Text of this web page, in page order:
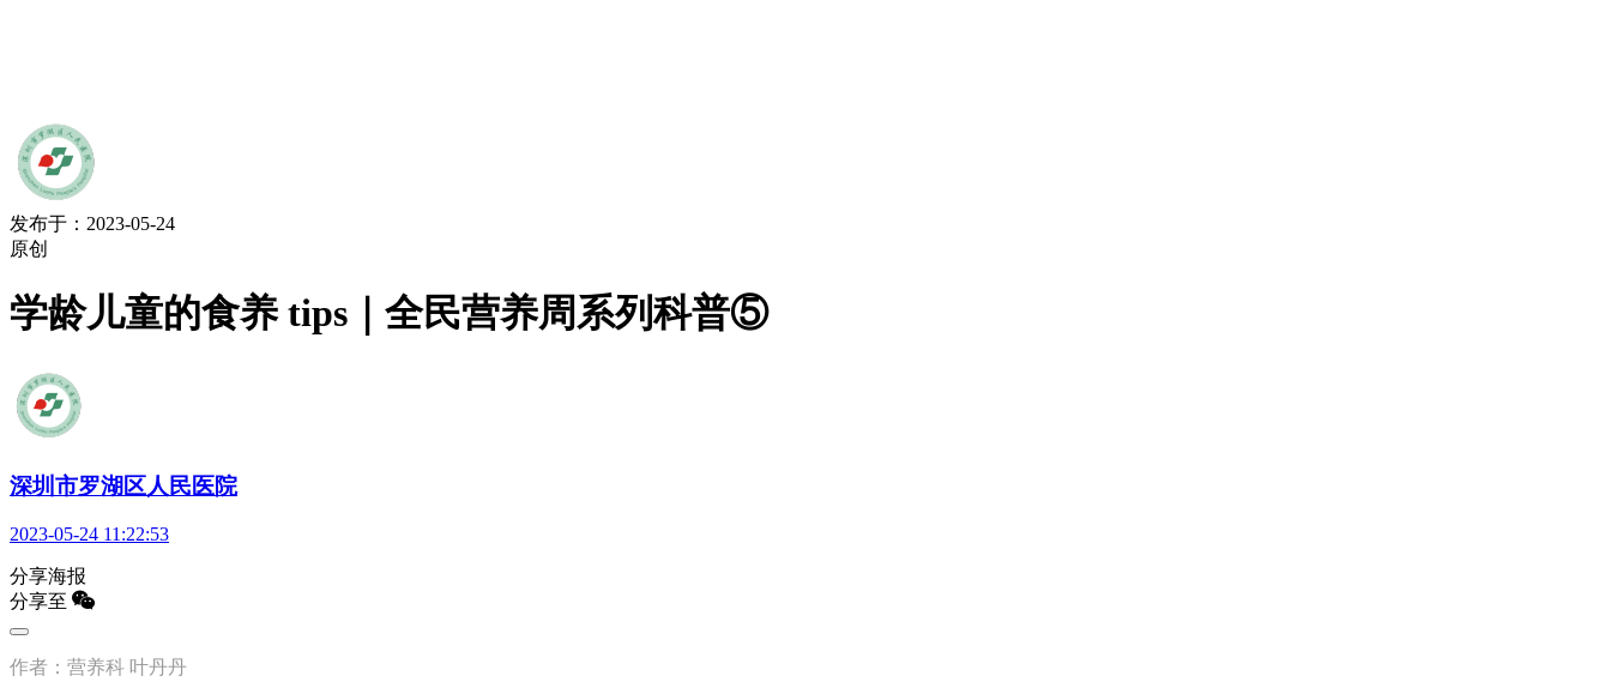
发布于：2023-05-24
原创
学龄儿童的食养 tips｜全民营养周系列科普⑤
深圳市罗湖区人民医院
2023-05-24 11:22:53
分享海报
分享至
作者：营养科 叶丹丹